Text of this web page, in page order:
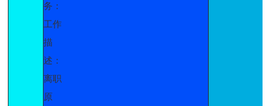
务：
工作
描
述：
离职
原